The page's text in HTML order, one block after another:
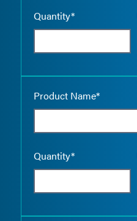
Quantity*
Product Name*
Quantity*